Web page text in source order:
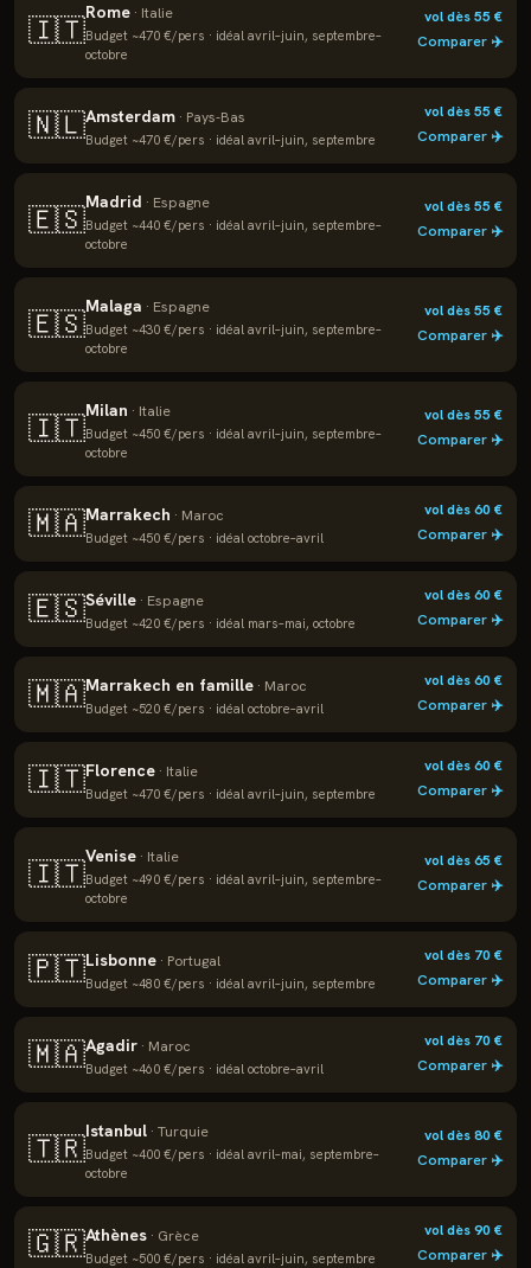
🇮🇹Rome · Italie
Budget ~470 €/pers · idéal avril–juin, septembre–
octobre
vol dès55 €
Comparer ✈️
🇳🇱Amsterdam · Pays-Bas
Budget ~470 €/pers · idéal avril–juin, septembre
vol dès55 €
Comparer ✈️
🇪🇸Madrid · Espagne
Budget ~440 €/pers · idéal avril–juin, septembre–
octobre
vol dès55 €
Comparer ✈️
🇪🇸Malaga · Espagne
Budget ~430 €/pers · idéal avril–juin, septembre–
octobre
vol dès55 €
Comparer ✈️
🇮🇹Milan · Italie
Budget ~450 €/pers · idéal avril–juin, septembre–
octobre
vol dès55 €
Comparer ✈️
🇲🇦Marrakech · Maroc
Budget ~450 €/pers · idéal octobre–avril
vol dès60€
Comparer ✈️
🇪🇸Séville · Espagne
Budget ~420 €/pers · idéal mars–mai, octobre
vol dès60€
Comparer ✈️
🇲🇦Marrakech en famille · Maroc
Budget ~520 €/pers · idéal octobre–avril
vol dès60€
Comparer ✈️
🇮🇹Florence · Italie
Budget ~470 €/pers · idéal avril–juin, septembre
vol dès60€
Comparer ✈️
🇮🇹Venise · Italie
Budget ~490 €/pers · idéal avril–juin, septembre–
octobre
vol dès65 €
Comparer ✈️
🇵🇹Lisbonne · Portugal
Budget ~480 €/pers · idéal avril–juin, septembre
vol dès 70€
Comparer ✈️
🇲🇦Agadir · Maroc
Budget ~460 €/pers · idéal octobre–avril
vol dès 70€
Comparer ✈️
🇹🇷Istanbul · Turquie
Budget ~400 €/pers · idéal avril–mai, septembre–
octobre
vol dès80€
Comparer ✈️
🇬🇷Athènes · Grèce
Budget ~500 €/pers · idéal avril–juin, septembre
vol dès90€
Comparer ✈️